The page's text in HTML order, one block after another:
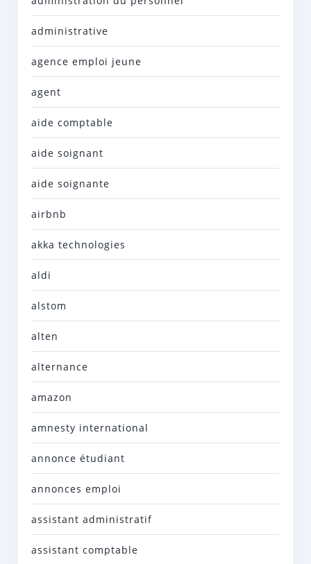
administrative
agence emploi jeune
agent
aide comptable
aide soignant
aide soignante
airbnb
akka technologies
aldi
alstom
alten
alternance
amazon
amnesty international
annonce étudiant
annonces emploi
assistant administratif
assistant comptable